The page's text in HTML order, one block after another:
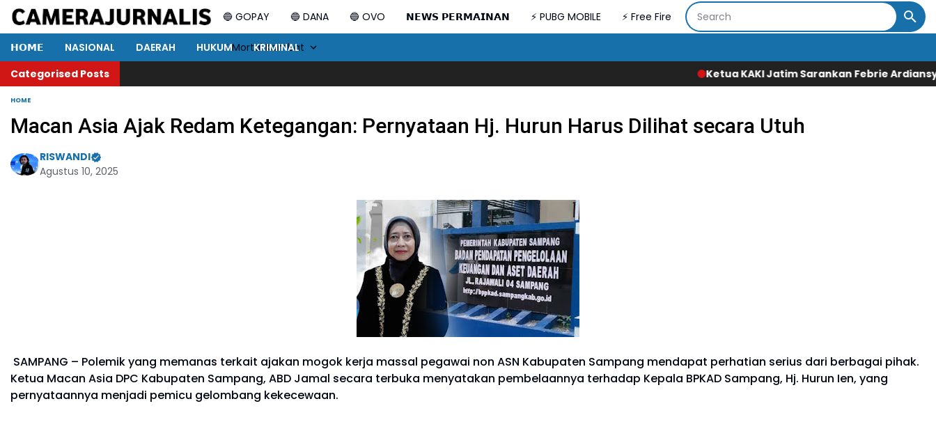
🔵 GOPAY 🔵 DANA 🔵 OVO 𝗡𝗘𝗪𝗦 𝗣𝗘𝗥𝗠𝗔𝗜𝗡𝗔𝗡 ⚡ PUBG MOBILE ⚡ Free Fire
⚡ Mortal Kombat
𝗛𝗢𝗠𝗘 NASIONAL DAERAH HUKUM
KRIMINAL
Categorised Posts
Ketua KAKI Jatim Sarankan Febrie Ardiansyah
HOME
Macan Asia Ajak Redam Ketegangan: Pernyataan Hj. Hurun Harus Dilihat secara Utuh
RISWANDI
Agustus 10, 2025
SAMPANG – Polemik yang memanas terkait ajakan mogok kerja massal pegawai non ASN Kabupaten Sampang mendapat perhatian serius dari berbagai pihak.
Ketua Macan Asia DPC Kabupaten Sampang, ABD Jamal secara terbuka menyatakan pembelaannya terhadap Kepala BPKAD Sampang, Hj. Hurun Ien, yang
pernyataannya menjadi pemicu gelombang kekecewaan.